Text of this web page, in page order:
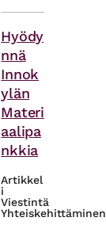
Hyödy
nnä
Innok
ylän
Materi
aalipa
nkkia
Artikkel
i
Viestintä
Yhteiskehittäminen